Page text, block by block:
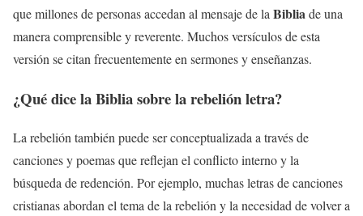
que millones de personas accedan al mensaje de la Bibliade una
manera comprensible y reverente. Muchos versículos de esta
versión se citan frecuentemente en sermones y enseñanzas.
¿Qué dice laBibliasobre la rebelión letra?
La rebelión también puede ser conceptualizada a través de
canciones y poemas que reflejan el conflicto interno y la
búsqueda de redención. Por ejemplo, muchas letras de canciones
cristianas abordan el tema de la rebelión y la necesidad de volver a